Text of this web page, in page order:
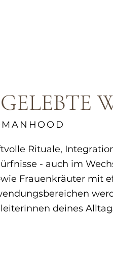
Rituale,
- auch im
Frauenkräuter mit
deines